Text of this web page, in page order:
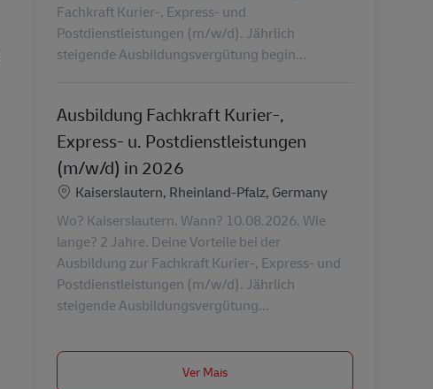
Fachkraft Kurier-, Express- und
Postdienstleistungen (m/w/d). Jährlich
steigende Ausbildungsvergütung begin...
Ausbildung Fachkraft Kurier-,
Express- u. Postdienstleistungen
(m/w/d) in 2026
Localização
Kaiserslautern, Rheinland-Pfalz, Germany
Wo? Kaiserslautern. Wann? 10.08.2026. Wie
lange? 2 Jahre. Deine Vorteile bei der
Ausbildung zur Fachkraft Kurier-, Express- und
Postdienstleistungen (m/w/d). Jährlich
steigende Ausbildungsvergütung...
Ver Mais